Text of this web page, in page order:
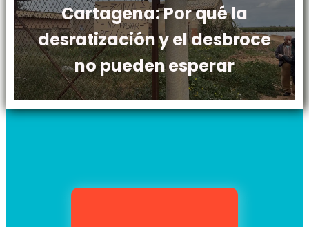
Cartagena: Por qué la
desratización y el desbroce
no pueden esperar